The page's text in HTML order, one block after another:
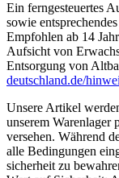
Ein ferngesteuertes
sowie
Empfohlen ab 14
Aufsicht von
Entsorgung von
deutschland.de/
Unsere Artikel
unserem Warenlager
versehen. Während
alle Bedingungen
sicherheit zu